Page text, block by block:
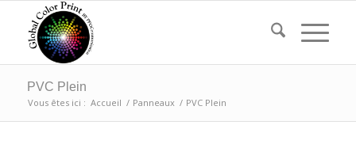
PVC Plein
Vous êtes ici : Accueil / Panneaux / PVC Plein